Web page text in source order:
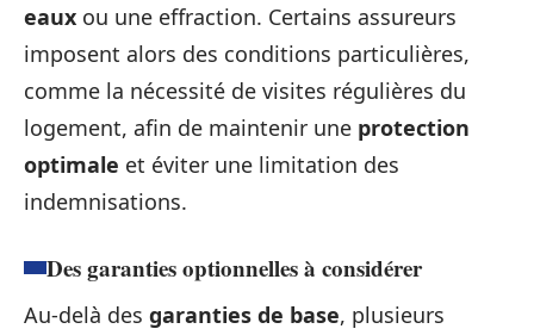
eaux ou une effraction. Certains assureurs
imposent alors des conditions particulières,
comme la nécessité de visites régulières du
logement, afin de maintenir une protection
optimale et éviter une limitation des
indemnisations.
Des garanties optionnelles à considérer
Au-delà des garanties de base, plusieurs